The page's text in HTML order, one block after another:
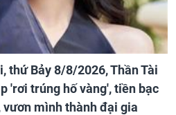
thứ Bảy 8/8/2026, Thần Tài
'rơi trúng hố vàng', tiền bạc
vươn mình thành đại gia